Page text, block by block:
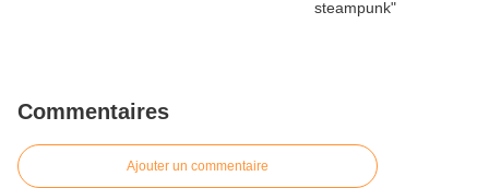
Commentaires
Ajouter un commentaire